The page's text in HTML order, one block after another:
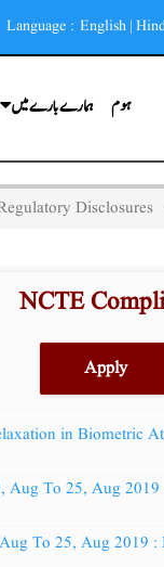
Language : English |
ہوم ہمارے بارے میں
NCTE
in Biometric
To 25, Aug 2019
To 25, Aug 2019 :